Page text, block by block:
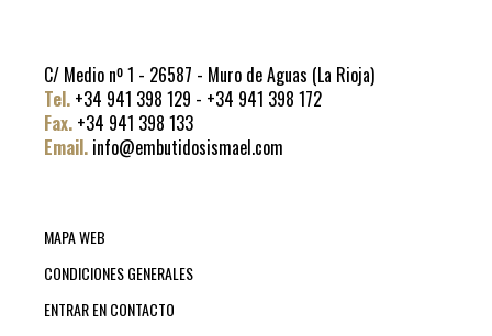
C/ Medio nº 1 - 26587 - Muro de Aguas (La Rioja)
Tel. +34 941 398 129 - +34 941 398 172
Fax. +34 941 398 133
Email. info@embutidosismael.com
MAPA WEB
CONDICIONES GENERALES
ENTRAR EN CONTACTO